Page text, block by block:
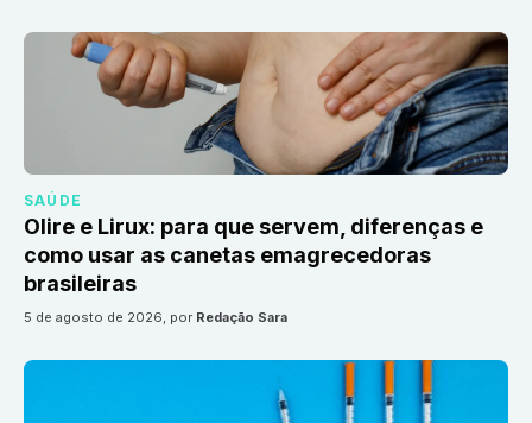
SAÚDE
Olire e Lirux: para que servem, diferenças e
como usar as canetas emagrecedoras
brasileiras
5 de agosto de 2026, por Redação Sara